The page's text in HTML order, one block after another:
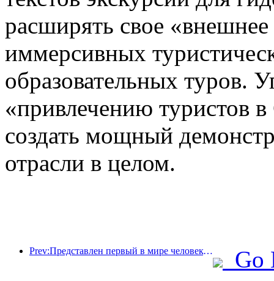
расширять свое «внешнее
иммерсивных
образовательных туров.
«привлечению туристов
создать мощный
отрасли в целом.
Prev:Представлен первый в мире человекоподобный робот, ориентированный на обслуживание в сфере общественного питания в различных сценариях.
Go